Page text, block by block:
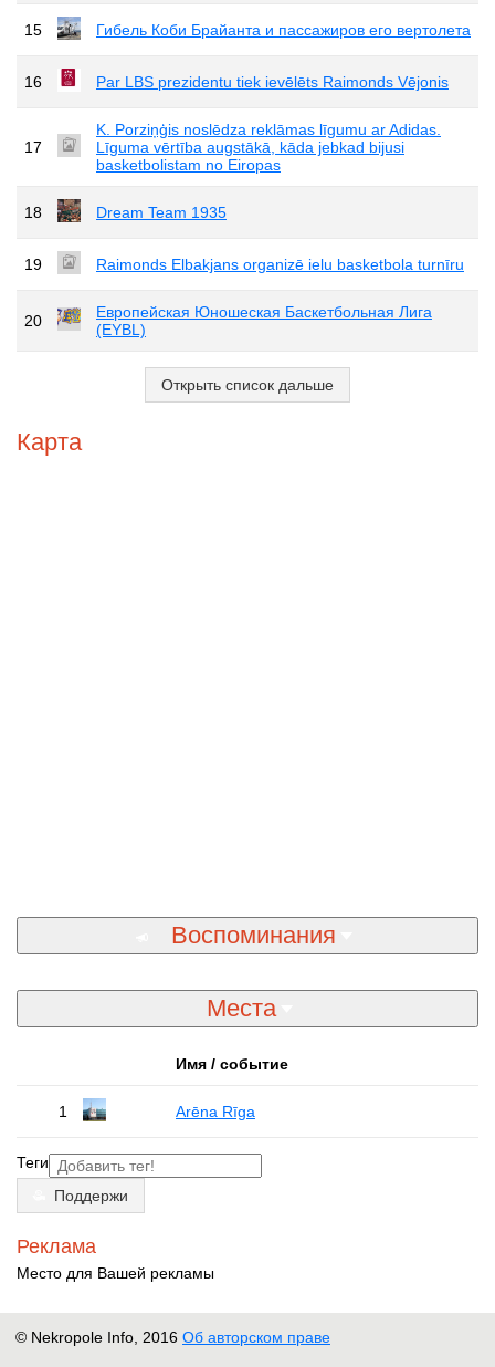
15 Гибель Коби Брайанта и пассажиров его вертолета
16 Par LBS prezidentu tiek ievēlēts Raimonds Vējonis
17
K. Porziņģis noslēdza reklāmas līgumu ar Adidas.
Līguma vērtība augstākā, kāda jebkad bijusi
basketbolistam no Eiropas
18 Dream Team 1935
19 Raimonds Elbakjans organizē ielu basketbola turnīru
20
Европейская Юношеская Баскетбольная Лига
(EYBL)
Открыть список дальше
Карта
Воспоминания
Места
Имя / событие
1 Arēna Rīga
Теги
Поддержи
Реклама
Место для Вашей рекламы
© Nekropole Info, 2016 Об авторском праве